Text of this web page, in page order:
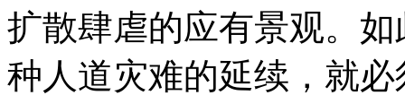
扩散肆虐的应有景观。
种人道灾难的延续，就